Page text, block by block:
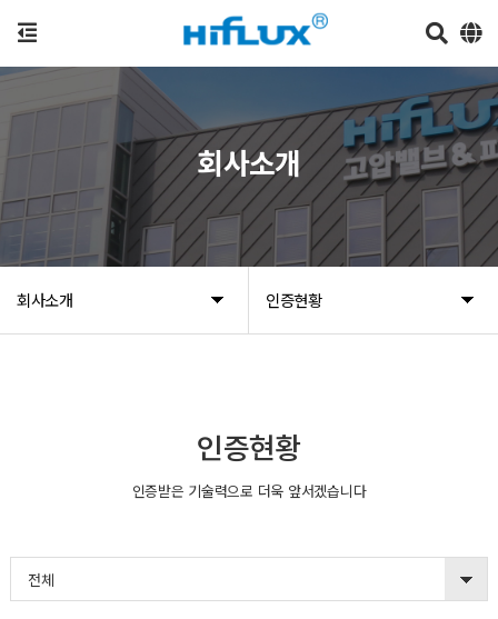
회사소개 인증현황
회사소개
인증현황
인증받은 기술력으로 더욱 앞서겠습니다
전체